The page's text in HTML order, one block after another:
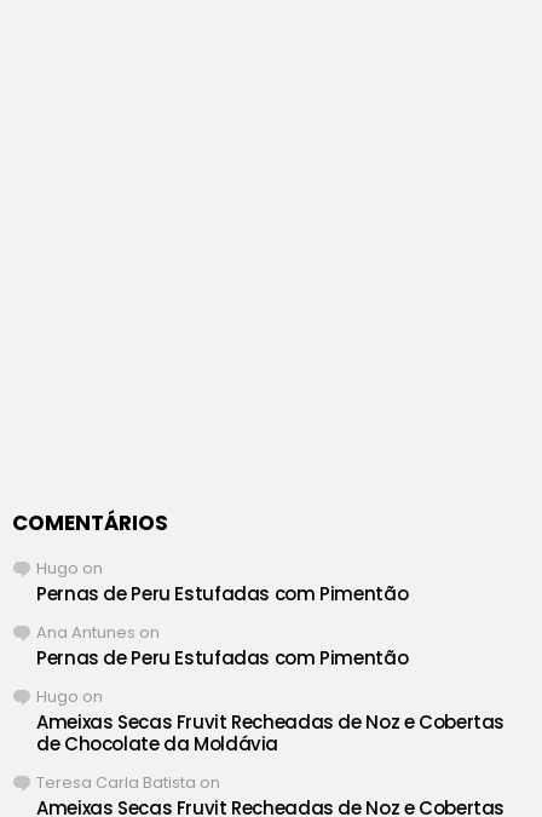
COMENTÁRIOS
Hugo on
Pernas de Peru Estufadas com Pimentão
Ana Antunes on
Pernas de Peru Estufadas com Pimentão
Hugo on
Ameixas Secas Fruvit Recheadas de Noz e Cobertas
de Chocolate da Moldávia
Teresa Carla Batista on
Ameixas Secas Fruvit Recheadas de Noz e Cobertas